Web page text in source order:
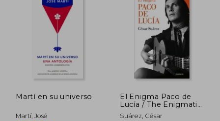
45%
dcto.
Martí en su universo
Martí, José
El Enigma Paco de
Lucía / The Enigmatic
Paco de Lucía
Suárez, César